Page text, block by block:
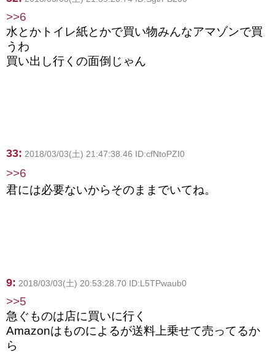
>>6
水とかトイレ紙とかで買い物みんなアマゾンで買
うわ
買い出し行くの面倒じゃん
33: 2018/03/03(土) 21:47:38.46 ID:cfNtoPZI0
>>6
君には必要ないからそのままでいてね。
9: 2018/03/03(土) 20:53:28.70 ID:L5TPwaub0
>>5
急ぐものは店に買いに行く
Amazonはものによるが送料上乗せて売ってるか
ら